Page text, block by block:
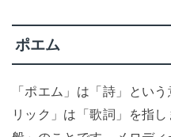
ポエム
「ポエム」は「詩」とい
リック」は「歌詞」を指